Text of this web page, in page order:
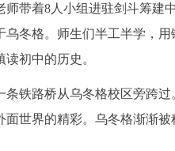
师带着8人小组进驻剑斗筹
冬格。师生们半工半学，
初中的历史。
条铁路桥从乌冬格校区旁跨
世界的精彩。乌冬格渐渐